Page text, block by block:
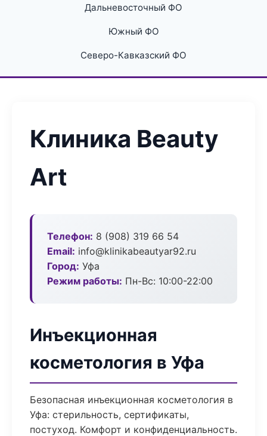
Дальневосточный ФО
Южный ФО
Северо-Кавказский ФО
Клиника Beauty
Art
Телефон: 8 (908) 319 66 54
Email: info@klinikabeautyar92.ru
Город: Уфа
Режим работы: Пн-Вс: 10:00-22:00
Инъекционная
косметология в Уфа
Безопасная инъекционная косметология в
Уфа: стерильность, сертификаты,
постуход. Комфорт и конфиденциальность.